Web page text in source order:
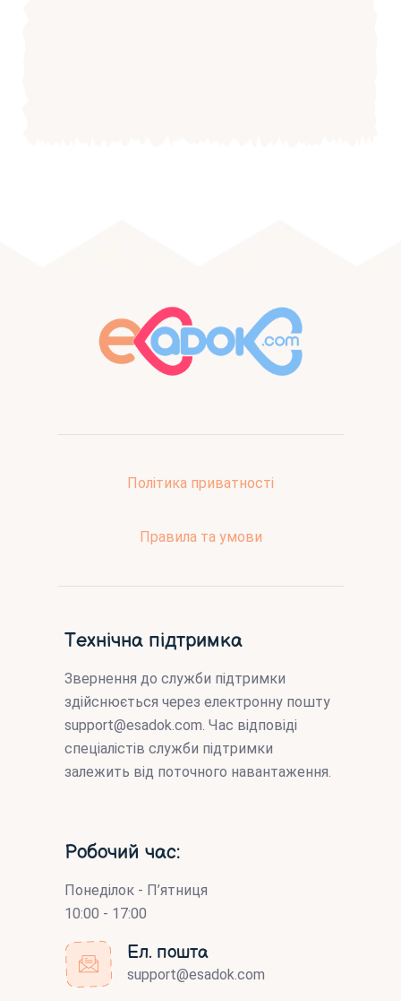
Політика приватності
Правила та умови
Технічна підтримка
Звернення до служби підтримки
здійснюється через електронну пошту
support@esadok.com. Час відповіді
спеціалістів служби підтримки
залежить від поточного навантаження.
Робочий час:
Понеділок - П’ятниця
10:00 - 17:00
Ел. пошта
support@esadok.com